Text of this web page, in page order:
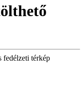
fedélzeti térkép